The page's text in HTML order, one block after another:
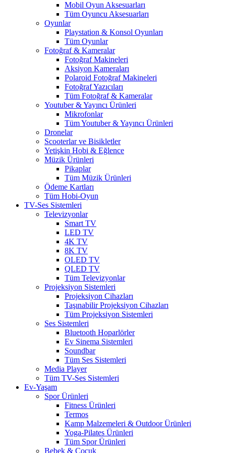
Mobil Oyun Aksesuarları
Tüm Oyuncu Aksesuarları
Oyunlar
Playstation & Konsol Oyunları
Tüm Oyunlar
Fotoğraf & Kameralar
Fotoğraf Makineleri
Aksiyon Kameraları
Polaroid Fotoğraf Makineleri
Fotoğraf Yazıcıları
Tüm Fotoğraf & Kameralar
Youtuber & Yayıncı Ürünleri
Mikrofonlar
Tüm Youtuber & Yayıncı Ürünleri
Dronelar
Scooterlar ve Bisikletler
Yetişkin Hobi & Eğlence
Müzik Ürünleri
Pikaplar
Tüm Müzik Ürünleri
Ödeme Kartları
Tüm Hobi-Oyun
TV-Ses Sistemleri
Televizyonlar
Smart TV
LED TV
4K TV
8K TV
OLED TV
QLED TV
Tüm Televizyonlar
Projeksiyon Sistemleri
Projeksiyon Cihazları
Taşınabilir Projeksiyon Cihazları
Tüm Projeksiyon Sistemleri
Ses Sistemleri
Bluetooth Hoparlörler
Ev Sinema Sistemleri
Soundbar
Tüm Ses Sistemleri
Media Player
Tüm TV-Ses Sistemleri
Ev-Yaşam
Spor Ürünleri
Fitness Ürünleri
Termos
Kamp Malzemeleri & Outdoor Ürünleri
Yoga-Pilates Ürünleri
Tüm Spor Ürünleri
Bebek & Çocuk